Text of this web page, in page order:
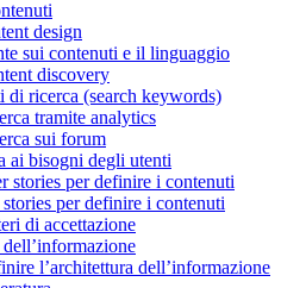
design
sui contenuti e il linguaggio
discovery
di ricerca (search keywords)
tramite analytics
sui forum
ai bisogni degli utenti
stories per definire i contenuti
per definire i contenuti
di accettazione
l’architettura dell’informazione